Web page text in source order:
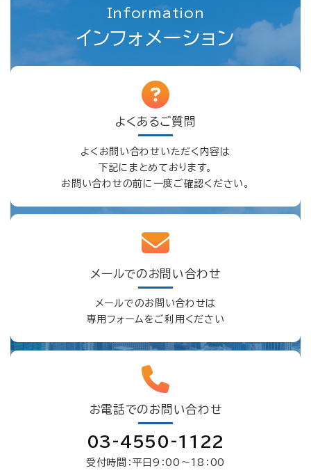
インフォメーション
Information
よくあるご質問
よくお問い合わせいただく内容は
下記にまとめております。
お問い合わせの前に一度ご確認ください。
メールでのお問い合わせ
メールでのお問い合わせは
専用フォームをご利用ください
お電話でのお問い合わせ
03-4550-1122
受付時間：平日9：00〜18：00